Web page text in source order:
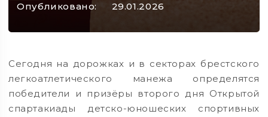
Опубликовано: 29.01.2026
Сегодня на дорожках и в секторах брестского
легкоатлетического манежа определятся
победители и призёры второго дня Открытой
спартакиады детско-юношеских спортивных